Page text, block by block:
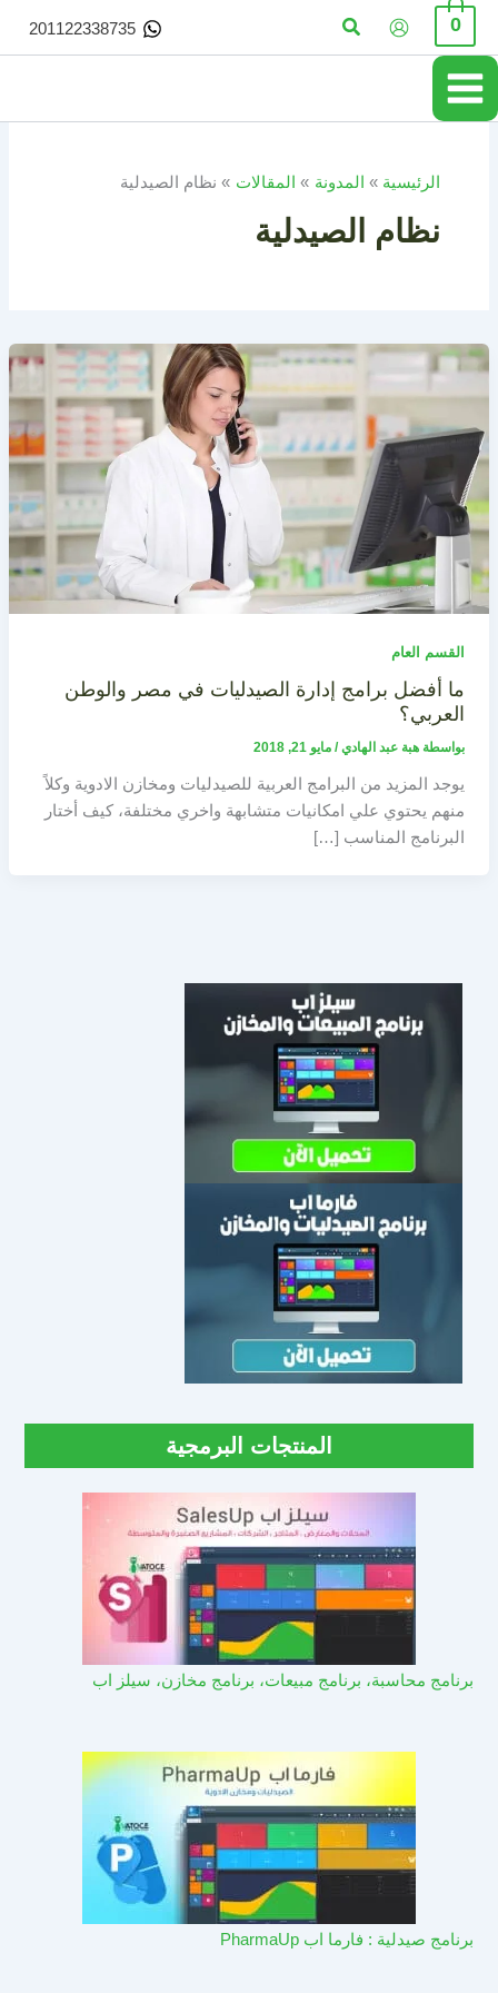
تخطي
المحتوى
0 البحث 201122338735
الرئيسية المدونة المقالات نظام الصيدلية
نظام الصيدلية
القسم العام
ما أفضل برامج إدارة الصيدليات في مصر والوطن
العربي؟
بواسطة هبة عبد الهادي/ مايو 21, 2018
يوجد المزيد من البرامج العربية للصيدليات ومخازن الادوية وكلاً
منهم يحتوي علي امكانيات متشابهة واخري مختلفة، كيف أختار
البرنامج المناسب […]
المنتجات البرمجية
برنامج محاسبة، برنامج مبيعات، برنامج مخازن، سيلز اب
برنامج صيدلية : فارما اب PharmaUp​